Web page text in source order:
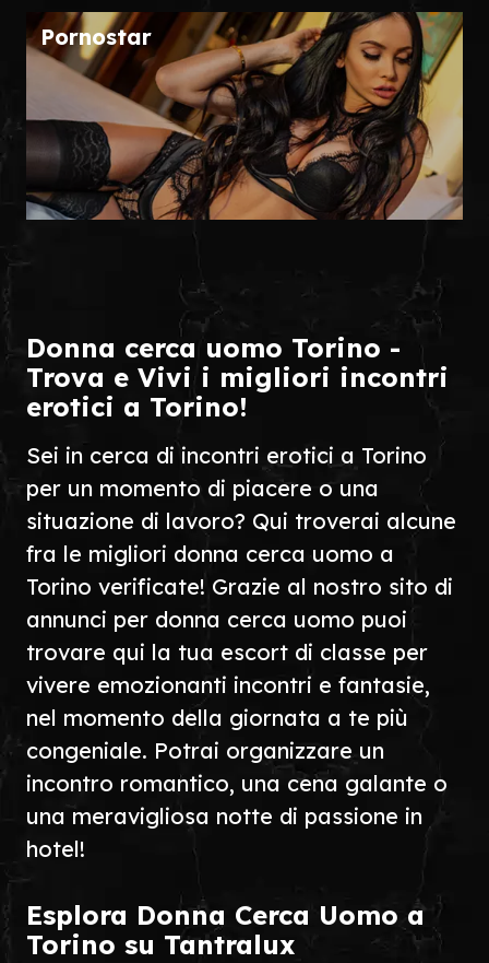
Pornostar
Donna cerca uomo Torino -
Trova e Vivi i migliori incontri
erotici a Torino!
Sei in cerca di incontri erotici a Torino
per un momento di piacere o una
situazione di lavoro? Qui troverai alcune
fra le migliori donna cerca uomo a
Torino verificate! Grazie al nostro sito di
annunci per donna cerca uomo puoi
trovare qui la tua escort di classe per
vivere emozionanti incontri e fantasie,
nel momento della giornata a te più
congeniale. Potrai organizzare un
incontro romantico, una cena galante o
una meravigliosa notte di passione in
hotel!
Esplora Donna Cerca Uomo a
Torino su Tantralux